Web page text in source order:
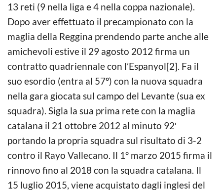
13 reti (9 nella liga e 4 nella coppa nazionale).
Dopo aver effettuato il precampionato con la
maglia della Reggina prendendo parte anche alle
amichevoli estive il 29 agosto 2012 firma un
contratto quadriennale con l’Espanyol[2]. Fa il
suo esordio (entra al 57º) con la nuova squadra
nella gara giocata sul campo del Levante (sua ex
squadra). Sigla la sua prima rete con la maglia
catalana il 21 ottobre 2012 al minuto 92′
portando la propria squadra sul risultato di 3-2
contro il Rayo Vallecano. Il 1º marzo 2015 firma il
rinnovo fino al 2018 con la squadra catalana. Il
15 luglio 2015, viene acquistato dagli inglesi del